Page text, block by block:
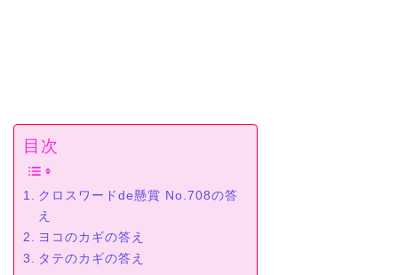
目次
クロスワードde懸賞 No.708の答
え
ヨコのカギの答え
タテのカギの答え